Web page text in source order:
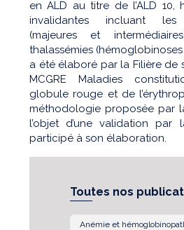
en ALD au titre de l’ALD 10,
invalidantes incluant les
(majeures et
thalassémies
a été élaboré par la Filière de
MCGRE Maladies
globule rouge et de
méthodologie proposée par
l’objet d’une validation par
participé à son élaboration.
Toutes nos
Anémie et